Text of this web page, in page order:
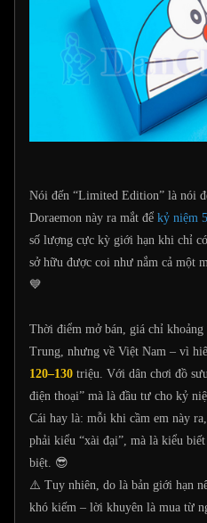
Nói đến “Limited Edition” là nói
Doraemon này ra mắt để kỷ niệm
số lượng cực kỳ giới hạn khi chỉ
sở hữu được coi như nắm cả một
💙
Thời điểm mở bán, giá chỉ
Trung, nhưng về Việt Nam – vì
120–130 triệu. Với dân chơi đồ
điện thoại” mà là đầu tư cho kỷ
Cái hay là: mỗi khi cầm em này
phải kiểu “xài đại”, mà là kiểu
biệt. 😎
⚠️ Tuy nhiên, do là bản giới hạn
khó kiếm – lời khuyên là mua từ